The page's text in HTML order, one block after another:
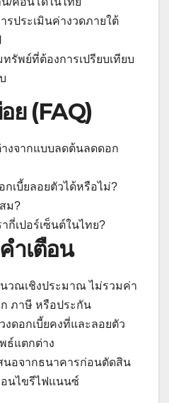
รประเมินค่างวดภายใต้
รัพย์ที่ต้องการเปรียบเทียบ
ย (FAQ)
งจากแบบลดต้นลดดอก
เบี้ยลอยตัวได้หรือไม่?
ม?
กี่เปอร์เซ็นต์ในไทย?
ำเตือน
วณเชิงประมาณ ไม่รวมค่า
ภาษี หรือประกัน
ดอกเบี้ยคงที่และลอยตัว
ธ์แตกต่าง
นอจากธนาคารก่อนตัดสิน
อนไขรีไฟแนนซ์